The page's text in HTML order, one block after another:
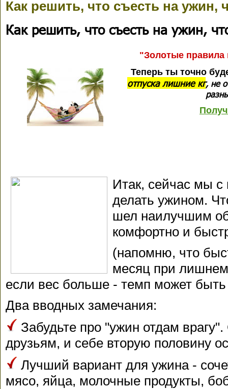
Как решить, что съесть на ужин,
Как решить, что съесть на ужин,
"Золотые правила
Теперь ты точно
отпуска лишние кг, не
Итак, сейчас мы с
делать ужином.
шел наилучшим
комфортно и
(напомню, что
месяц при
если вес больше - темп может
Два вводных замечания:
Забудьте про "ужин отдам
друзьям, и себе вторую половину
Лучший вариант для ужина -
мясо, яйца, молочные продукты,